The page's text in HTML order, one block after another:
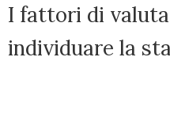
I fattori di
individuare la